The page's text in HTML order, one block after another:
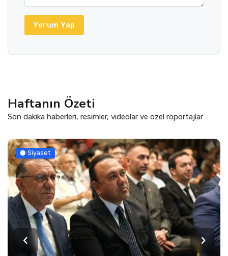
Yorum Yap
Haftanın Özeti
Son dakika haberleri, resimler, videolar ve özel röportajlar
Siyaset